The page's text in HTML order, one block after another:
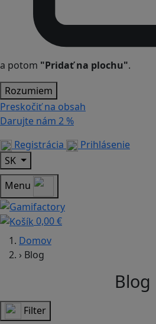
a potom "Pridať na plochu".
Rozumiem
Preskočiť na obsah
Darujte nám 2 %
Registrácia
Prihlásenie
SK
Menu
0,00 €
Domov
› Blog
Blog
Filter